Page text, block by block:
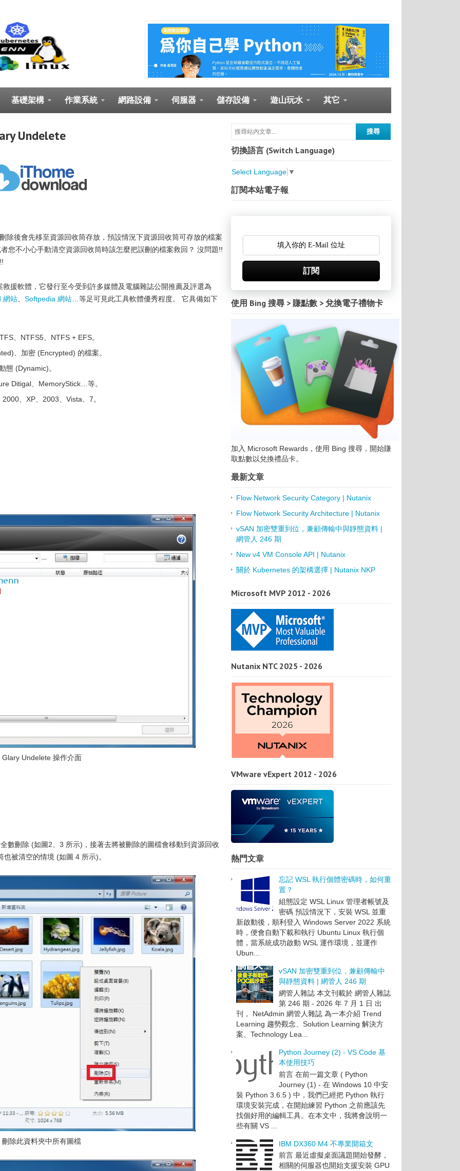
基礎架構 作業系統 網路設備 伺服器 儲存設備 遊山玩水 其它
Undelete
除後會先移至資源回收筒存放，預設情況下資源回收筒可存放的檔案
您不小心手動清空資源回收筒時該怎麼把誤刪的檔案救回？ 沒問題!!
援軟體，它發行至今受到許多媒體及電腦雜誌公開推薦及評選為
網站
Softpedia 網站 …等足可見此工具軟體優秀程度。 它具備如下
、NTFS5、NTFS + EFS。
、加密 (Encrypted) 的檔案。
態 (Dynamic)。
Ditigal、MemoryStick…等。
、XP、2003、Vista、7。
Glary Undelete 操作介面
數刪除 (如圖2、3 所示)，接著去將被刪除的圖檔會移動到資源回收
被清空的情境 (如圖 4 所示)。
刪除此資料夾中所有圖檔
切換語言 (Switch Language)
Select Language ▼
訂閱本站電子報
訂閱
使用 Bing 搜尋 > 賺點數 > 兌換電子禮物卡
加入 Microsoft Rewards，使用 Bing 搜尋，開始賺
取點數以兌換禮品卡。
最新文章
Flow Network Security Category | Nutanix
Flow Network Security Architecture | Nutanix
vSAN 加密雙重到位，兼顧傳輸中與靜態資料 |
網管人 246 期
New v4 VM Console API | Nutanix
關於 Kubernetes 的架構選擇 | Nutanix NKP
Microsoft MVP 2012 - 2026
Nutanix NTC 2025 - 2026
VMware vExpert 2012 - 2026
熱門文章
忘記 WSL 執行個體密碼時，如何重
置？
組態設定 WSL Linux 管理者帳號及
密碼 預設情況下，安裝 WSL 並重
新啟動後，順利登入 Windows Server 2022 系統
時，便會自動下載和執行 Ubuntu Linux 執行個
體，當系統成功啟動 WSL 運作環境，並運作
Ubun...
vSAN 加密雙重到位，兼顧傳輸中
與靜態資料 | 網管人 246 期
網管人雜誌 本文刊載於 網管人雜誌
第 246 期 - 2026 年 7 月 1 日 出
刊， NetAdmin 網管人雜誌 為一本介紹 Trend
Learning 趨勢觀念、Solution Learning 解決方
案、Technology Lea...
Python Journey (2) - VS Code 基
本使用技巧
前言 在前一篇文章 ( Python
Journey (1) - 在 Windows 10 中安
裝 Python 3.6.5 ) 中，我們已經把 Python 執行
環境安裝完成，在開始練習 Python 之前應該先
找個好用的編輯工具。在本文中，我將會說明一
些有關 VS ...
IBM DX360 M4 不專業開箱文
前言 最近虛擬桌面議題開始發酵，
相關的伺服器也開始支援安裝 GPU